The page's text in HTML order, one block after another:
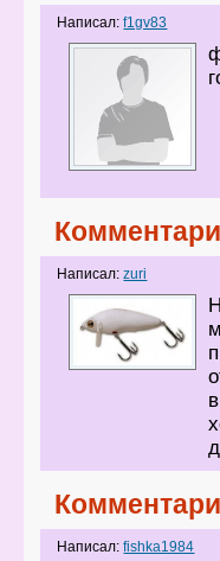
Написал:f1gv83
Написал:zuri
Написал:fishka1984